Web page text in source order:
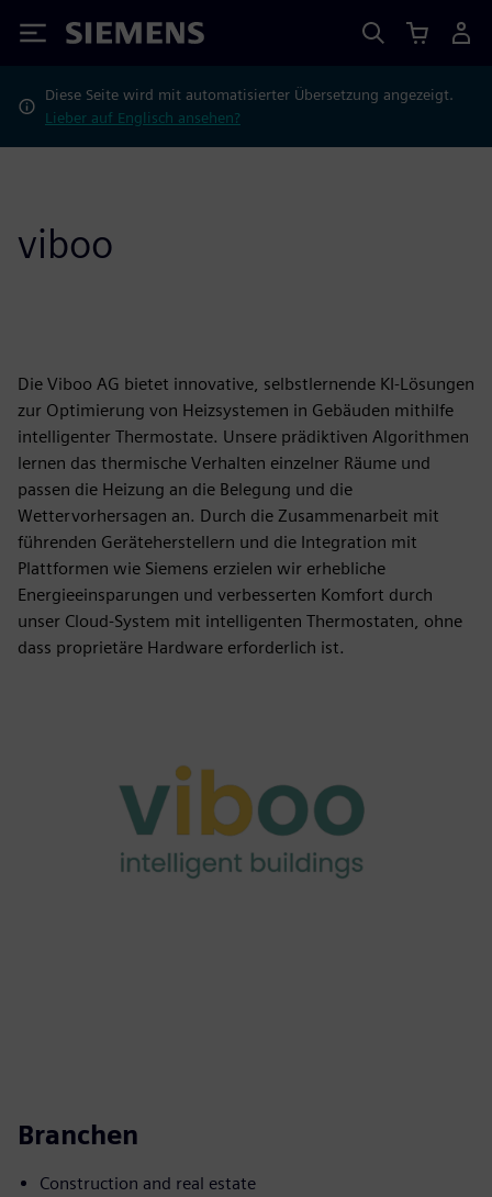
Siemens
Diese Seite wird mit automatisierter Übersetzung angezeigt.
Lieber auf Englisch ansehen?
viboo
Die Viboo AG bietet innovative, selbstlernende KI-Lösungen
zur Optimierung von Heizsystemen in Gebäuden mithilfe
intelligenter Thermostate. Unsere prädiktiven Algorithmen
lernen das thermische Verhalten einzelner Räume und
passen die Heizung an die Belegung und die
Wettervorhersagen an. Durch die Zusammenarbeit mit
führenden Geräteherstellern und die Integration mit
Plattformen wie Siemens erzielen wir erhebliche
Energieeinsparungen und verbesserten Komfort durch
unser Cloud-System mit intelligenten Thermostaten, ohne
dass proprietäre Hardware erforderlich ist.
Branchen
Construction and real estate